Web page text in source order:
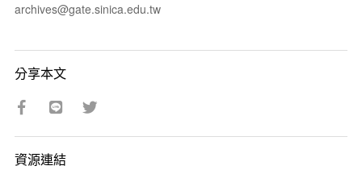
archives@gate.sinica.edu.tw
分享本文
資源連結